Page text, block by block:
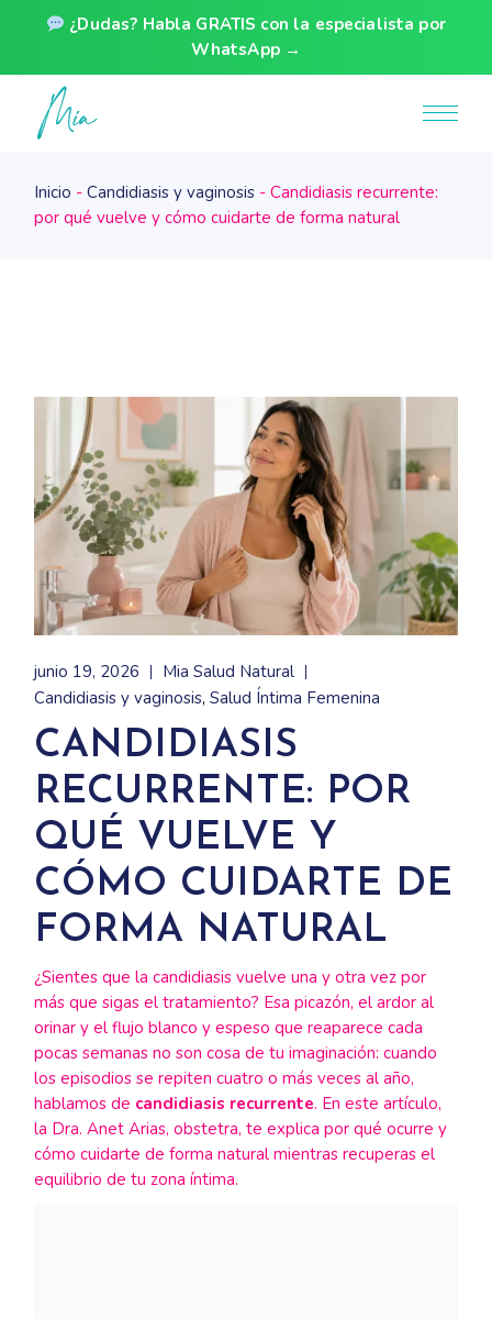
¿Dudas? Habla GRATIS con la especialista por
WhatsApp →
Skip
content
Inicio Candidiasis y vaginosis
Candidiasis recurrente:
por qué vuelve y cómo cuidarte de forma natural
junio 19, 2026
Mia Salud Natural
Candidiasis y vaginosis Salud Íntima Femenina
CANDIDIASIS
RECURRENTE: POR
QUÉ VUELVE Y
CÓMO CUIDARTE DE
FORMA NATURAL
¿Sientes que la candidiasis vuelve una y otra vez por
más que sigas el tratamiento? Esa picazón, el ardor al
orinar y el flujo blanco y espeso que reaparece cada
pocas semanas no son cosa de tu imaginación: cuando
los episodios se repiten cuatro o más veces al año,
hablamos de candidiasis recurrente. En este artículo,
la Dra. Anet Arias, obstetra, te explica por qué ocurre y
cómo cuidarte de forma natural mientras recuperas el
equilibrio de tu zona íntima.